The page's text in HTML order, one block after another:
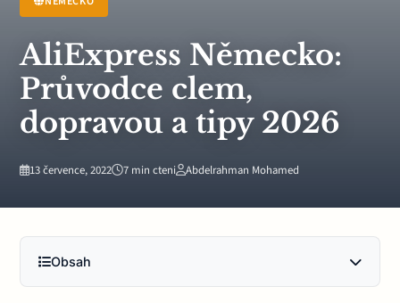
AliExpress Německo:
Průvodce clem,
dopravou a tipy 2026
13 července, 2022 7 min cteni Abdelrahman Mohamed
Obsah